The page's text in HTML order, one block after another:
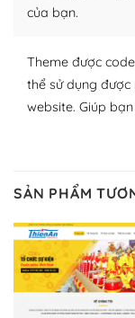
WordPress đa
– Dễ sử dụng
Với mọi Hosting
Và bạn có toàn
trang web
Dễ dàng lựa
– Bảo mật cực
Vì WordPress
của bạn.
Theme được
thể sử dụng
website. Giúp
SẢN PHẨM